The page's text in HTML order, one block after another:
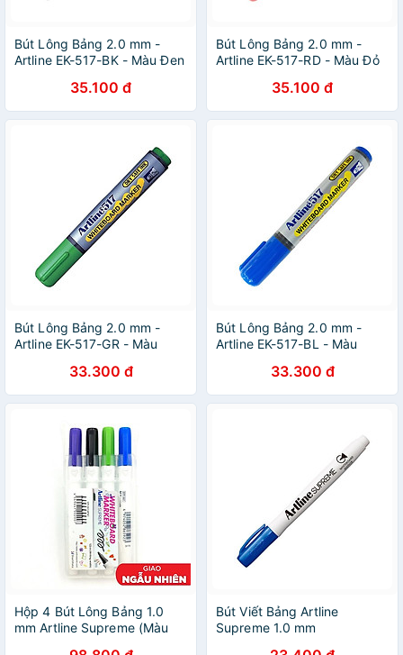
Bút Lông Bảng 2.0 mm -
Artline EK-517-BK - Màu Đen
35.100 đ
Bút Lông Bảng 2.0 mm -
Artline EK-517-RD - Màu Đỏ
35.100 đ
Bút Lông Bảng 2.0 mm -
Artline EK-517-GR - Màu
33.300 đ
Bút Lông Bảng 2.0 mm -
Artline EK-517-BL - Màu
33.300 đ
Hộp 4 Bút Lông Bảng 1.0
mm Artline Supreme (Màu
Bút Viết Bảng Artline
Supreme 1.0 mm